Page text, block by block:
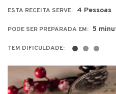
ESTA RECEITA SERVE: 4 Pessoas
PODE SER PREPARADA EM: 5
TEM DIFICULDADE: ● ● ●